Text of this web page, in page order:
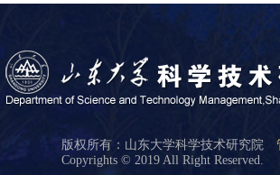
版权所有：山东大学科学技术研究院
Copyrights © 2019 All Right Reserved.